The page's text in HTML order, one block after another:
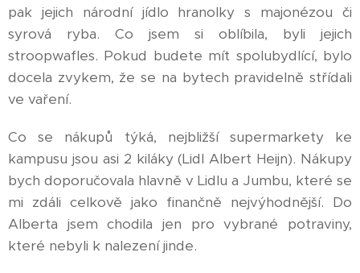
pak jejich národní jídlo hranolky s majonézou či
syrová ryba. Co jsem si oblíbila, byli jejich
stroopwafles. Pokud budete mít spolubydlící, bylo
docela zvykem, že se na bytech pravidelně střídali
ve vaření.
Co se nákupů týká, nejbližší supermarkety ke
kampusu jsou asi 2 kiláky (Lidl Albert Heijn). Nákupy
bych doporučovala hlavně v Lidlu a Jumbu, které se
mi zdáli celkově jako finančně nejvýhodnější. Do
Alberta jsem chodila jen pro vybrané potraviny,
které nebyli k nalezení jinde.